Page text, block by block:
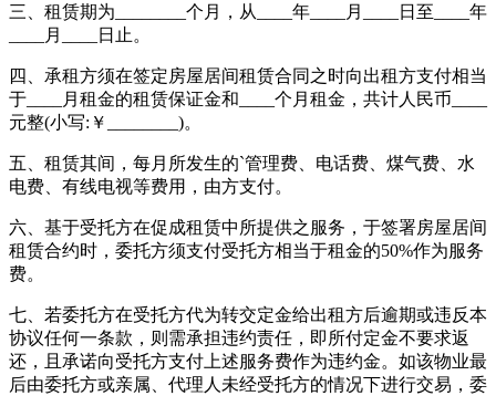
三、租赁期为________个月，从____年____月____日至____年
____月____日止。
四、承租方须在签定房屋居间租赁合同之时向出租方支付相当
于____月租金的租赁保证金和____个月租金，共计人民币____
元整(小写:￥________)。
五、租赁其间，每月所发生的`管理费、电话费、煤气费、水
电费、有线电视等费用，由方支付。
六、基于受托方在促成租赁中所提供之服务，于签署房屋居间
租赁合约时，委托方须支付受托方相当于租金的50%作为服务
费。
七、若委托方在受托方代为转交定金给出租方后逾期或违反本
协议任何一条款，则需承担违约责任，即所付定金不要求返
还，且承诺向受托方支付上述服务费作为违约金。如该物业最
后由委托方或亲属、代理人未经受托方的情况下进行交易，委